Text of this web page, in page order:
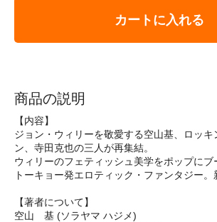
カートに入れる
商品の説明
【内容】
ジョン・ウィリーを敬愛する空山基、ロッキ
ン、寺田克也の三人が再集結。
ウィリーのフェティッシュ美学をポップにブ
トーキョー発エロティック・ファンタジー。
【著者について】
空山 基 (ソラヤマ ハジメ)